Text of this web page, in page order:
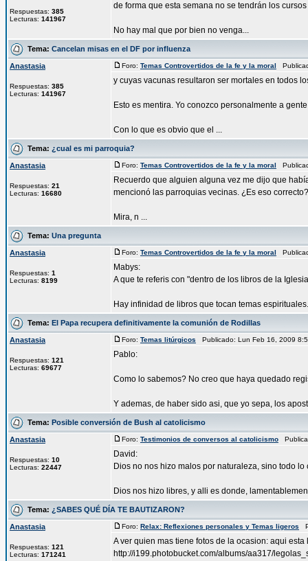
Respuestas: 385
Lecturas: 141967
de forma que esta semana no se tendrán los
No hay mal que por bien no venga...
Tema: Cancelan misas en el DF por influenza
Anastasia
Respuestas: 385
Lecturas: 141967
Foro: Temas Controvertidos de la fe y la moral
y cuyas vacunas resultaron ser mortales en todos
Esto es mentira. Yo conozco personalmente a
Con lo que es obvio que el ...
Tema: ¿cual es mi parroquia?
Anastasia
Respuestas: 21
Lecturas: 16680
Foro: Temas Controvertidos de la fe y la moral
Recuerdo que alguien alguna vez me dijo que
mencionó las parroquias vecinas. ¿Es eso correcto?
Mira, n ...
Tema: Una pregunta
Anastasia
Respuestas: 1
Lecturas: 8199
Foro: Temas Controvertidos de la fe y la moral
Mabys:
A que te referis con "dentro de los libros de la
Hay infinidad de libros que tocan temas
Tema: El Papa recupera definitivamente la comunión de Rodillas
Anastasia
Respuestas: 121
Lecturas: 69677
Foro: Temas litúrgicos Publicado: Lun Feb 16, 2009
Pablo:
Como lo sabemos? No creo que haya quedado
Y ademas, de haber sido asi, que yo sepa, los
Tema: Posible conversión de Bush al catolicismo
Anastasia
Respuestas: 10
Lecturas: 22447
Foro: Testimonios de conversos al catolicismo
David:
Dios no nos hizo malos por naturaleza, sino todo lo
Dios nos hizo libres, y alli es donde,
Tema: ¿SABES QUÉ DÍA TE BAUTIZARON?
Anastasia
Respuestas: 121
Lecturas: 171241
Foro: Relax: Reflexiones personales y Temas ligeros
A ver quien mas tiene fotos de la ocasion: aqui
http://i199.photobucket.com/albums/aa317/